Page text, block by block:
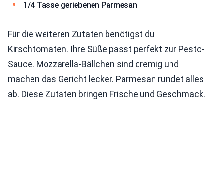
1/4 Tasse geriebenen Parmesan
Für die weiteren Zutaten benötigst du
Kirschtomaten. Ihre Süße passt perfekt zur Pesto-
Sauce. Mozzarella-Bällchen sind cremig und
machen das Gericht lecker. Parmesan rundet alles
ab. Diese Zutaten bringen Frische und Geschmack.